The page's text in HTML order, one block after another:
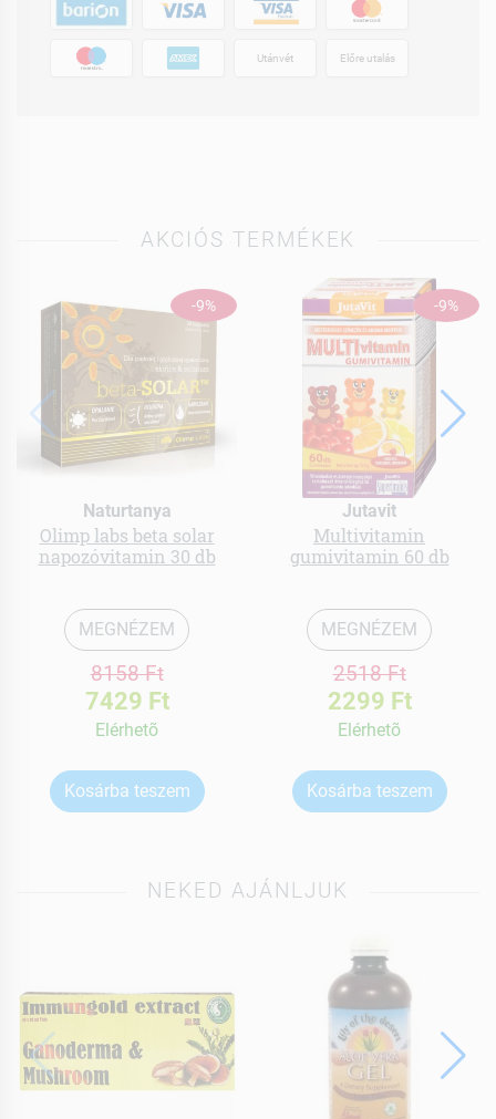
Utánvét Előre utalás
AKCIÓS TERMÉKEK
-9%
Naturtanya
Olimp labs beta solar
napozóvitamin 30 db
MEGNÉZEM
8158 Ft
7429 Ft
Elérhetõ
Kosárba teszem
-9%
Jutavit
Multivitamin
gumivitamin 60 db
MEGNÉZEM
2518 Ft
2299 Ft
Elérhetõ
Kosárba teszem
NEKED AJÁNLJUK